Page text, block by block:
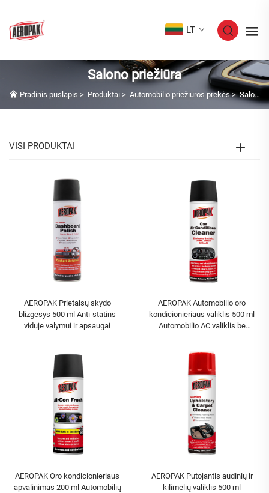
LT
Salono priežiūra
Pradinis puslapis > Produktai > Automobilio priežiūros prekės>Salono priežiūra
VISI PRODUKTAI
AEROPAK Prietaisų skydo
blizgesys 500 ml Anti-statins
viduje valymui ir apsaugai
AEROPAK Automobilio oro
kondicionieriaus valiklis 500 ml
Automobilio AC valiklis be
AEROPAK Oro kondicionieriaus
apvalinimas 200 ml Automobilių
AEROPAK Putojantis audinių ir
kilimėlių valiklis 500 ml